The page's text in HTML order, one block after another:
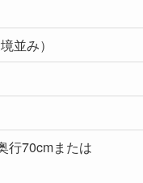
並み）
行70cmまたは